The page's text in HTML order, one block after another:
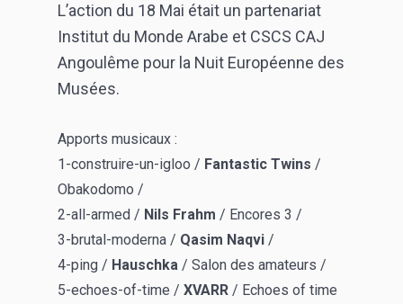
L’action du 18 Mai était un partenariat
Institut du Monde Arabe et CSCS CAJ
Angoulême pour la Nuit Européenne des
Musées.
Apports musicaux :
1-construire-un-igloo / Fantastic Twins /
Obakodomo /
2-all-armed / Nils Frahm / Encores 3 /
3-brutal-moderna / Qasim Naqvi /
4-ping / Hauschka / Salon des amateurs /
5-echoes-of-time / XVARR / Echoes of time